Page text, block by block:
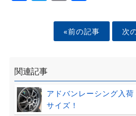
«前の記事 次
関連記事
アドバンレーシング入
サイズ！